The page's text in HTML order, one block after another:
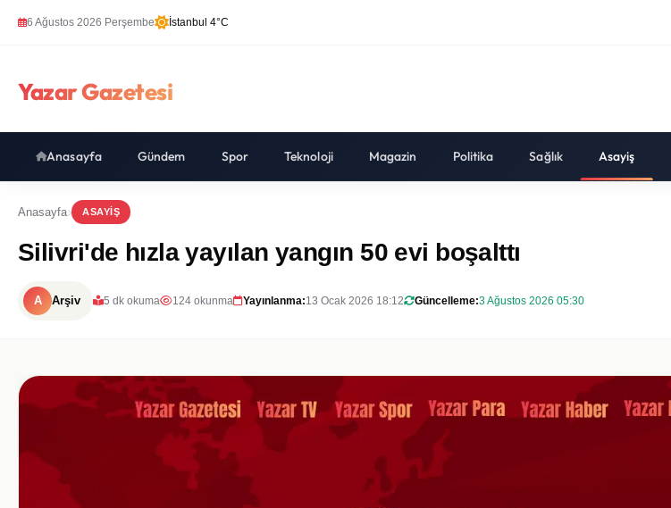
6 Ağustos 2026 Perşembe İstanbul 4°C
Yazar Gazetesi
Anasayfa Gündem Spor Teknoloji Magazin Politika Sağlık Asayiş
Anasayfa ASAYIŞ
Silivri'de hızla yayılan yangın 50 evi boşalttı
A Arşiv 5 dk okuma 124 okunma Yayınlanma:13 Ocak 2026 18:12 Güncelleme:3 Ağustos 2026 05:30